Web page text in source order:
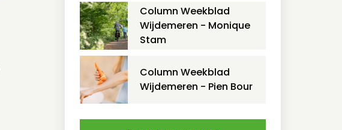
Column Weekblad
Wijdemeren - Monique
Stam
Column Weekblad
Wijdemeren - Pien Bour